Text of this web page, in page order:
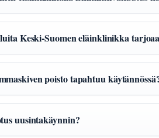
Keski-Suomen eläinklinikka
poisto tapahtuu
uusintakäynnin?